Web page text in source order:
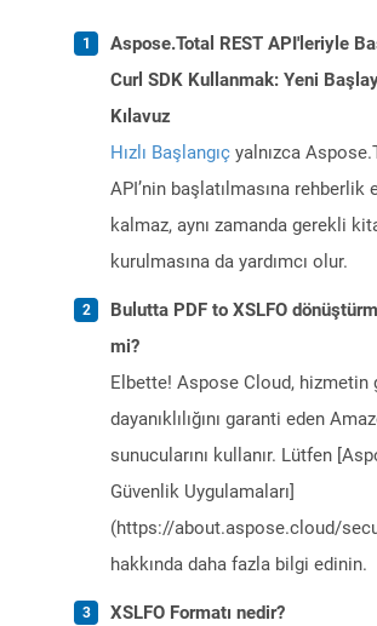
Aspose.Total REST API'leriyle
Curl SDK Kullanmak: Yeni
Kılavuz
Hızlı Başlangıç yalnızca
API’nin başlatılmasına rehberlik
kalmaz, aynı zamanda gerekli
kurulmasına da yardımcı olur.
Bulutta PDF to XSLFO
mi?
Elbette! Aspose Cloud, hizmetin
dayanıklılığını garanti eden
sunucularını kullanır. Lütfen
Güvenlik Uygulamaları]
(https://about.aspose.cloud/
hakkında daha fazla bilgi edinin.
XSLFO Formatı nedir?